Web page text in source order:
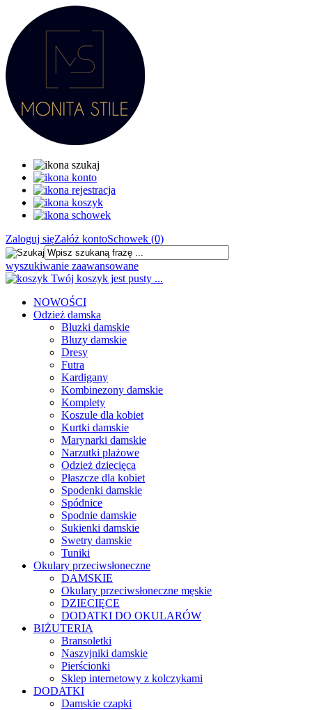
Zaloguj sięZałóż kontoSchowek (0)
wyszukiwanie zaawansowane
Twój koszyk jest pusty ...
NOWOŚCI
Odzież damska
Bluzki damskie
Bluzy damskie
Dresy
Futra
Kardigany
Kombinezony damskie
Komplety
Koszule dla kobiet
Kurtki damskie
Marynarki damskie
Narzutki plażowe
Odzież dziecięca
Płaszcze dla kobiet
Spodenki damskie
Spódnice
Spodnie damskie
Sukienki damskie
Swetry damskie
Tuniki
Okulary przeciwsłoneczne
DAMSKIE
Okulary przeciwsłoneczne męskie
DZIECIĘCE
DODATKI DO OKULARÓW
BIŻUTERIA
Bransoletki
Naszyjniki damskie
Pierścionki
Sklep internetowy z kolczykami
DODATKI
Damskie czapki